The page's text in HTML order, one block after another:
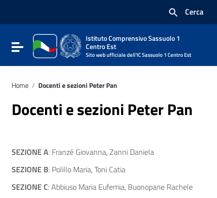
Vai al footer
Cerca
Attiva / disattiva la navigazione
Istituto Comprensivo Sassuolo 1
Centro Est
Sito web ufficiale dell'IC Sassuolo 1 Centro Est
Home / Docenti e sezioni Peter Pan
Docenti e sezioni Peter Pan
SEZIONE A: Franzé Giovanna, Zanni Daniela
SEZIONE B: Polillo Maria, Toni Catia
SEZIONE C: Abbiuso Maria Eufemia, Buonopane Rachele